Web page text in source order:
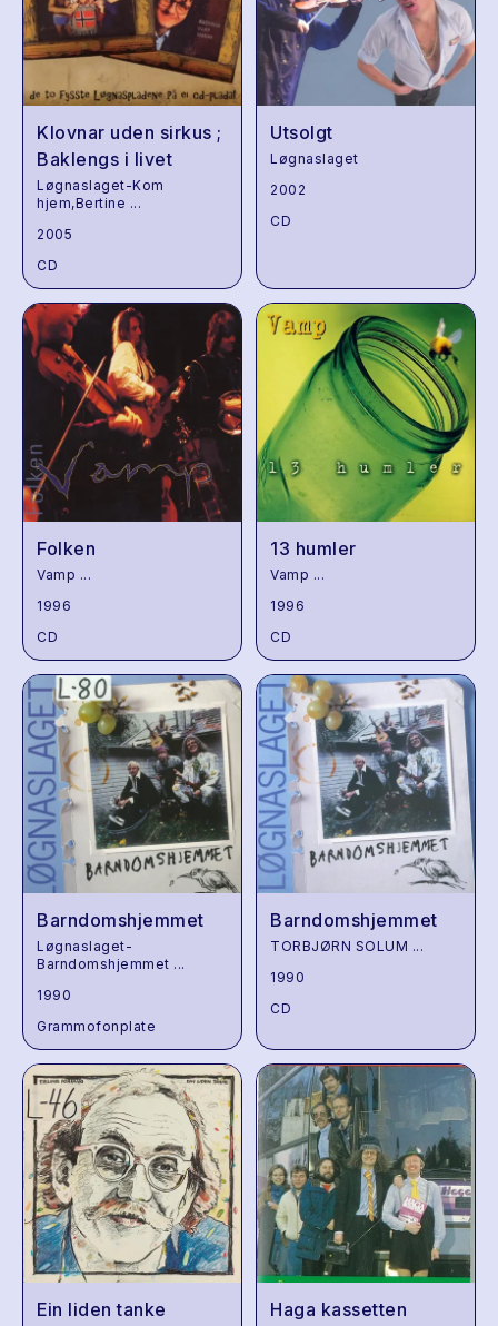
Klovnar uden sirkus ;
Baklengs i livet
Løgnaslaget-Kom
hjem,Bertine ...
2005
CD
Utsolgt
Løgnaslaget
2002
CD
Folken
Vamp ...
1996
CD
13 humler
Vamp ...
1996
CD
Barndomshjemmet
Løgnaslaget-
Barndomshjemmet ...
1990
Grammofonplate
Barndomshjemmet
TORBJØRN SOLUM ...
1990
CD
Ein liden tanke Haga kassetten